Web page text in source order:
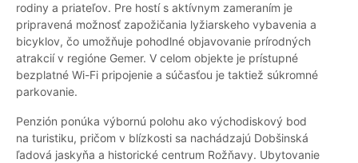
rodiny a priateľov. Pre hostí s aktívnym zameraním je
pripravená možnosť zapožičania lyžiarskeho vybavenia a
bicyklov, čo umožňuje pohodlné objavovanie prírodných
atrakcií v regióne Gemer. V celom objekte je prístupné
bezplatné Wi-Fi pripojenie a súčasťou je taktiež súkromné
parkovanie.
Penzión ponúka výbornú polohu ako východiskový bod
na turistiku, pričom v blízkosti sa nachádzajú Dobšinská
ľadová jaskyňa a historické centrum Rožňavy. Ubytovanie